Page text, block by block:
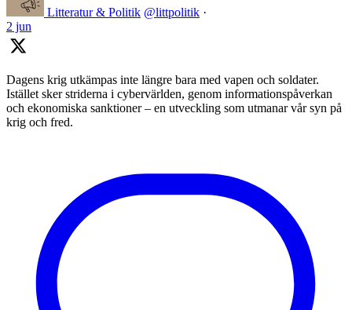
Litteratur & Politik @littpolitik ·
2 jun
Dagens krig utkämpas inte längre bara med vapen och soldater.
Istället sker striderna i cybervärlden, genom informationspåverkan
och ekonomiska sanktioner – en utveckling som utmanar vår syn på
krig och fred.